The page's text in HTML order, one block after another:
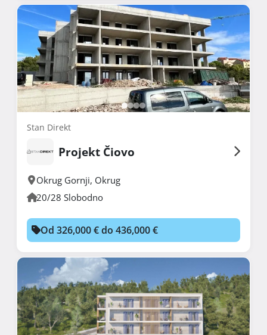
Stan Direkt
Projekt Čiovo
Okrug Gornji, Okrug
20/28 Slobodno
Od 326,000 € do 436,000 €